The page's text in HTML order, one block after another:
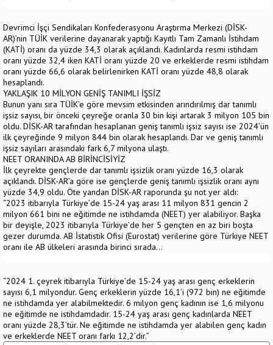
Devrimci İşçi Sendikaları Konfederasyonu Araştırma Merkezi (DİSK-
AR)’nin TÜİK verilerine dayanarak yaptığı Kayıtlı Tam Zamanlı İstihdam
(KATİ) oranı da yüzde 34,3 olarak açıklandı. Kadınlarda resmi istihdam
oranı yüzde 32,4 iken KATİ oranı yüzde 20 ve erkeklerde resmi istihdam
oranı yüzde 66,6 olarak belirlenirken KATİ oranı yüzde 48,8 olarak
hesaplandı.
YAKLAŞIK 10 MİLYON GENİŞ TANIMLI İŞSİZ
Bunun yanı sıra TÜİK’e göre mevsim etkisinden arındırılmış dar tanımlı
işsiz sayısı, bir önceki çeyreğe oranla 30 bin kişi artarak 3 milyon 105 bin
oldu. DİSK-AR tarafından hesaplanan geniş tanımlı işsiz sayısı ise 2024’ün
ilk çeyreğinde 9 milyon 844 bin olarak hesaplandı. Dar ve geniş tanımlı
işsiz sayıları arasındaki fark 6,7 milyona ulaştı.
NEET ORANINDA AB BİRİNCİSİYİZ
İlk çeyrekte gençlerde dar tanımlı işsizlik oranı yüzde 16,3 olarak
açıklandı. DİSK-AR’a göre ise gençlerde geniş tanımlı işsizlik oranı aynı
yüzde 34,9 oldu. Öte yandan DİSK-AR raporunda şu not yer aldı:
“2023 itibarıyla Türkiye’de 15-24 yaş arası 11 milyon 831 gencin 2
milyon 661 bini ne eğitimde ne istihdamda (NEET) yer alabiliyor. Başka
bir deyişle, 2023 itibarıyla Türkiye’de her 5 gençten en az biri boşta
gezer durumda. AB İstatistik Ofisi (Eurostat) verilerine göre Türkiye NEET
oranı ile AB ülkeleri arasında birinci sırada…
“2024 1. çeyrek itibarıyla Türkiye’de 15-24 yaş arası genç erkeklerin
sayısı 6,1 milyondur. Genç erkeklerin yüzde 16,1’i (972 bin) ne eğitimde
ne istihdamda yer alabilmektedir. 6 milyon genç kadının ise 1,6 milyonu
ne eğitimde ne istihdamdadır. 15-24 yaş arası genç kadınlarda NEET
oranı yüzde 28,3’tür. Ne eğitimde ne istihdamda yer alabilen genç kadın
ve erkeklerde NEET oranı farkı 12,2’dir.”